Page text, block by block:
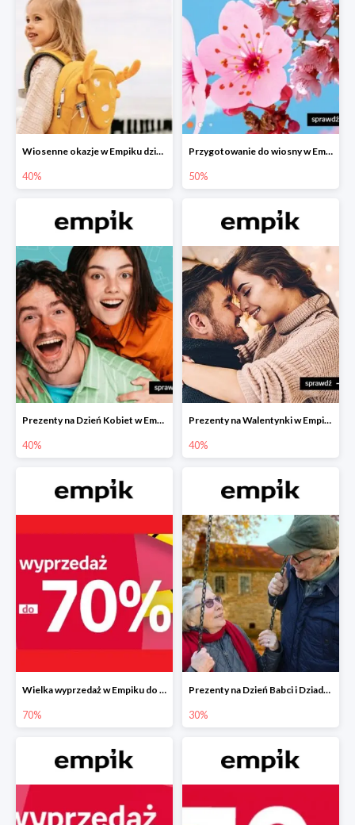
Wiosenne okazje w Empiku dziecko w podróży do -40%
40%
Przygotowanie do wiosny w Empiku - setki produktów do -50%
50%
Prezenty na Dzień Kobiet w Empiku do -40%
40%
Prezenty na Walentynki w Empiku do -40%
40%
Wielka wyprzedaż w Empiku do -70%
70%
Prezenty na Dzień Babci i Dziadka w Empiku do -30%
30%